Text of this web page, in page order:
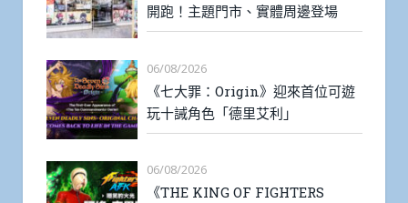
開跑！主題門市、實體周邊登場
06/08/2026
《七大罪：Origin》迎來首位可遊
玩十誡角色「德里艾利」
06/08/2026
《THE KING OF FIGHTERS